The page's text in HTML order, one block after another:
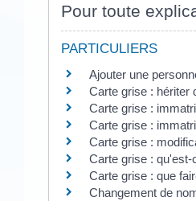
Pour toute
PARTICULIERS
Ajouter une
Carte grise : hériter
Carte grise :
Carte grise :
Carte grise :
Carte grise :
Carte grise : que
Changement de